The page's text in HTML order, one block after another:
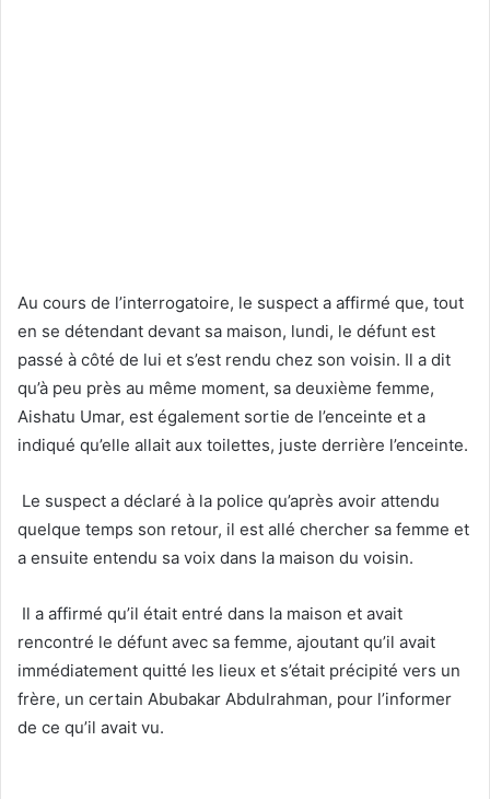
Au cours de l’interrogatoire, le suspect a affirmé que, tout
en se détendant devant sa maison, lundi, le défunt est
passé à côté de lui et s’est rendu chez son voisin. Il a dit
qu’à peu près au même moment, sa deuxième femme,
Aishatu Umar, est également sortie de l’enceinte et a
indiqué qu’elle allait aux toilettes, juste derrière l’enceinte.
Le suspect a déclaré à la police qu’après avoir attendu
quelque temps son retour, il est allé chercher sa femme et
a ensuite entendu sa voix dans la maison du voisin.
Il a affirmé qu’il était entré dans la maison et avait
rencontré le défunt avec sa femme, ajoutant qu’il avait
immédiatement quitté les lieux et s’était précipité vers un
frère, un certain Abubakar Abdulrahman, pour l’informer
de ce qu’il avait vu.